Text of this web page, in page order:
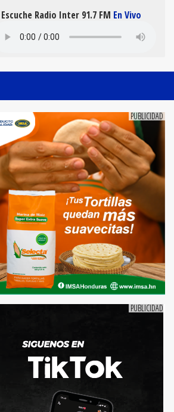
Escuche Radio Inter 91.7 FM En Vivo